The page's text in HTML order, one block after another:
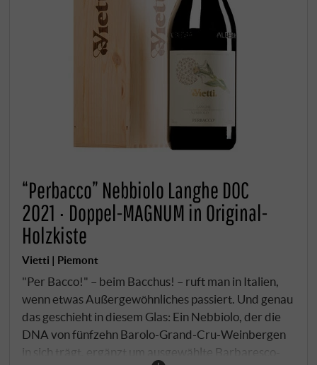
“Perbacco” Nebbiolo Langhe DOC
2021 · Doppel-MAGNUM in Original-
Holzkiste
Vietti | Piemont
"Per Bacco!" – beim Bacchus! – ruft man in Italien,
wenn etwas Außergewöhnliches passiert. Und genau
das geschieht in diesem Glas: Ein Nebbiolo, der die
DNA von fünfzehn Barolo-Grand-Cru-Weinbergen
in sich trägt, ergänzt um ausgewählte Barbaresco-